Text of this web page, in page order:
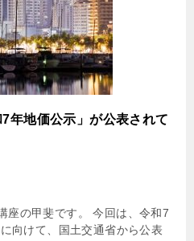
年地価公示」が公表されて
座の甲斐です。 今回は、令和7
向けて、国土交通省から公表